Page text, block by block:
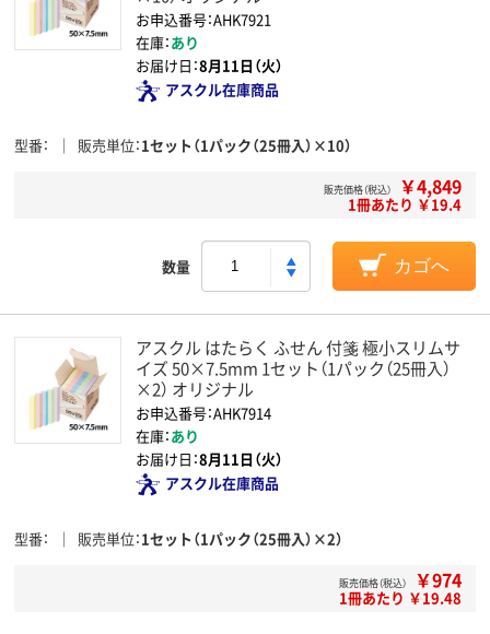
お申込番号：AHK7921
在庫：あり
お届け日：8月11日（火）
アスクル在庫商品
型番 販売単位 1セット（1パック（25冊入）×10）
販売価格（税込） ￥4,849
1冊あたり ￥19.4
数量 カゴへ
アスクル はたらく ふせん 付箋 極小スリムサ
イズ 50×7.5mm 1セット（1パック（25冊入）
×2） オリジナル
お申込番号：AHK7914
在庫：あり
お届け日：8月11日（火）
アスクル在庫商品
型番 販売単位 1セット（1パック（25冊入）×2）
販売価格（税込） ￥974
1冊あたり ￥19.48